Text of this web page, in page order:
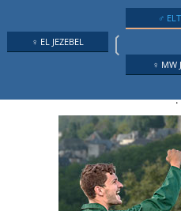
♀ EL JEZEBEL ❲
♂
♀ MW
.